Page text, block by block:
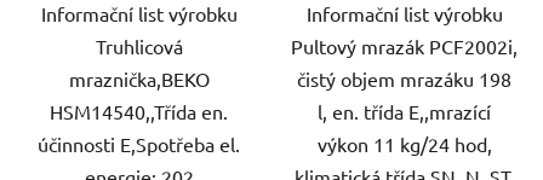
Informační list výrobku
Truhlicová
mraznička,BEKO
HSM14540,,Třída en.
účinnosti E,Spotřeba el.
Informační list výrobku
Pultový mrazák PCF2002i,
čistý objem mrazáku 198
l, en. třída E,,mrazící
výkon 11 kg/24 hod,